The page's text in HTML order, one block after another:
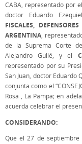
CABA, representado por
doctor Eduardo
FISCALES,
ARGENTINA ,
de la Suprema Corte
Alejandro Gullé, y el
representado por su
San Juan, doctor Eduardo
conjunta como el
Rosa , La Pampa; en
acuerda celebrar el
CONSIDERANDO:
Que el 27 de septiembre